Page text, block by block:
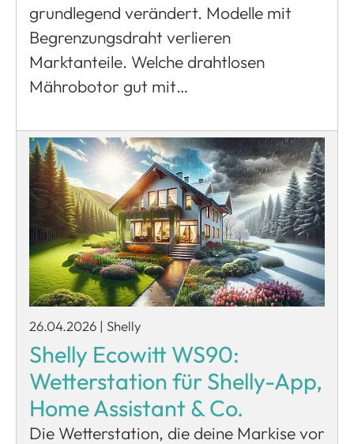
grundlegend verändert. Modelle mit
Begrenzungsdraht verlieren
Marktanteile. Welche drahtlosen
Mährobotor gut mit…
26.04.2026 | Shelly
Shelly Ecowitt WS90:
Wetterstation für Shelly-App,
Home Assistant & Co.
Die Wetterstation, die deine Markise vor